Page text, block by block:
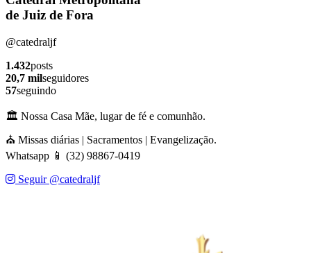
de Juiz de Fora
@catedraljf
1.432posts
20,7 milseguidores
57seguindo
🏛️ Nossa Casa Mãe, lugar de fé e comunhão.
⛪ Missas diárias | Sacramentos | Evangelização.
Whatsapp 📱 (32) 98867-0419
Seguir @catedraljf